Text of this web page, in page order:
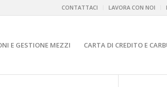
CONTATTACI LAVORA CON NOI
E GESTIONE MEZZI CARTA DI CREDITO E